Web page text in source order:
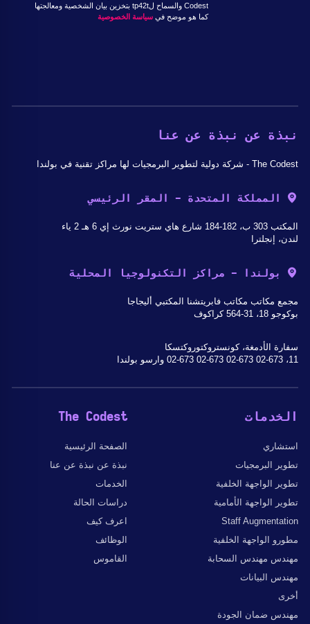
Codest والسماح لtp42t بتخزين بيان الشخصية ومعالجتها
كما هو موضح في سياسة الخصوصية
نبذة عن نبذة عن عنا
The Codest - شركة دولية لتطوير البرمجيات لها مراكز تقنية في بولندا
المملكة المتحدة - المقر الرئيسي
المكتب 303 ب، 182-184 شارع هاي ستريت نورث إي 6 هـ 2 ياء
لندن، إنجلترا
بولندا - مراكز التكنولوجيا المحلية
مجمع مكاتب مكاتب فابريتشنا المكتبي أليجاجا
بوكوجو 18، 31-564 كراكوف
سفارة الأدمغة، كونستروكتوروكتسكا
11، 02-673 02-673 02-673 02-673 وارسو بولندا
The Codest
الصفحة الرئيسية
نبذة عن نبذة عن عنا
الخدمات
دراسات الحالة
اعرف كيف
الوظائف
القاموس
الخدمات
استشاري
تطوير البرمجيات
تطوير الواجهة الخلفية
تطوير الواجهة الأمامية
Staff Augmentation
مطورو الواجهة الخلفية
مهندس مهندس السحابة
مهندس البيانات
أخرى
مهندس ضمان الجودة